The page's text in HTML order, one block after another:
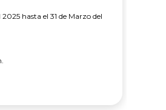
2025 hasta el 31 de Marzo del